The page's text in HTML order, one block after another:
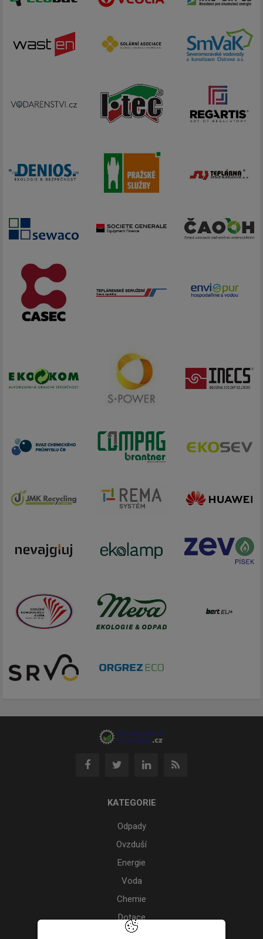
KATEGORIE
Odpady
Ovzduší
Energie
Voda
Chemie
Dotace
Akce